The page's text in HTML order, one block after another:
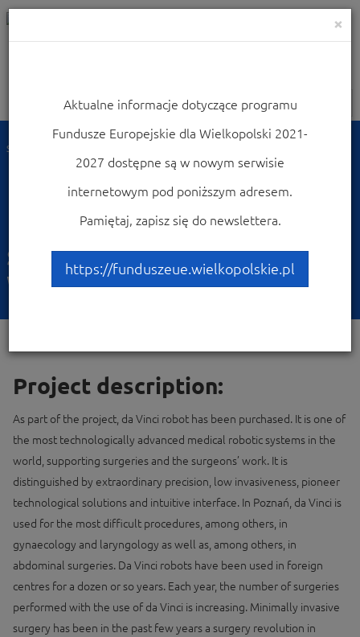
Nawigacja
Strona główna
Good examples of UE funded projects
Development of robotic
surgery methods in the
Wielkopolska Region
Project description:
As part of the project, da Vinci robot has been purchased. It is one of
the most technologically advanced medical robotic systems in the
world, supporting surgeries and the surgeons’ work. It is
distinguished by extraordinary precision, low invasiveness, pioneer
technological solutions and intuitive interface. In Poznań, da Vinci is
used for the most difficult procedures, among others, in
gynaecology and laryngology as well as, among others, in
abdominal surgeries. Da Vinci robots have been used in foreign
centres for a dozen or so years. Each year, the number of surgeries
performed with the use of da Vinci is increasing. Minimally invasive
surgery has been in the past few years a surgery revolution in
×
Aktualne informacje dotyczące programu
Fundusze Europejskie dla Wielkopolski 2021-
2027 dostępne są w nowym serwisie
internetowym pod poniższym adresem.
Pamiętaj, zapisz się do newslettera.
https://funduszeue.wielkopolskie.pl